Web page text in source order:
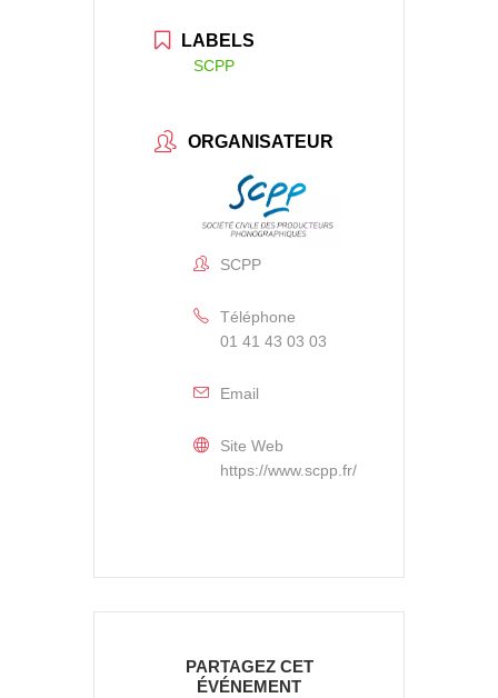
LABELS
SCPP
ORGANISATEUR
SCPP
Téléphone
01 41 43 03 03
Email
Site Web
https://www.scpp.fr/
PARTAGEZ CET
ÉVÉNEMENT